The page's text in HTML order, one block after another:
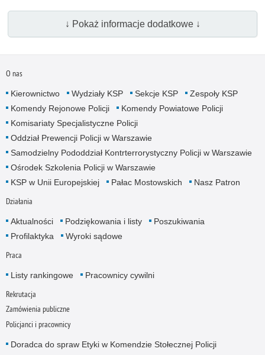
↓ Pokaż informacje dodatkowe ↓
O nas
Kierownictwo Wydziały KSP Sekcje KSP
Zespoły KSP
Komendy Rejonowe Policji
Komendy Powiatowe Policji
Komisariaty Specjalistyczne Policji
Oddział Prewencji Policji w Warszawie
Samodzielny Pododdział Kontrterrorystyczny Policji w Warszawie
Ośrodek Szkolenia Policji w Warszawie
KSP w Unii Europejskiej
Pałac Mostowskich Nasz Patron
Działania
Aktualności Podziękowania i listy
Poszukiwania
Profilaktyka
Wyroki sądowe
Praca
Listy rankingowe Pracownicy cywilni
Rekrutacja
Zamówienia publiczne
Policjanci i pracownicy
Doradca do spraw Etyki w Komendzie Stołecznej Policji